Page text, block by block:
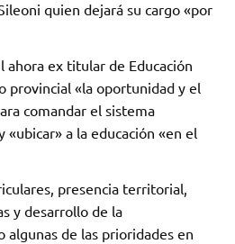
quien dejará su cargo «por
ahora ex titular de Educación
provincial «la oportunidad y el
comandar el sistema
a la educación «en el
presencia territorial,
y desarrollo de la
algunas de las prioridades en